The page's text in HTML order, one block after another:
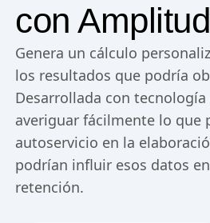
con
Genera un cálculo
los resultados que podría
Desarrollada con
averiguar fácilmente lo que
autoservicio en la
podrían influir esos datos
retención.